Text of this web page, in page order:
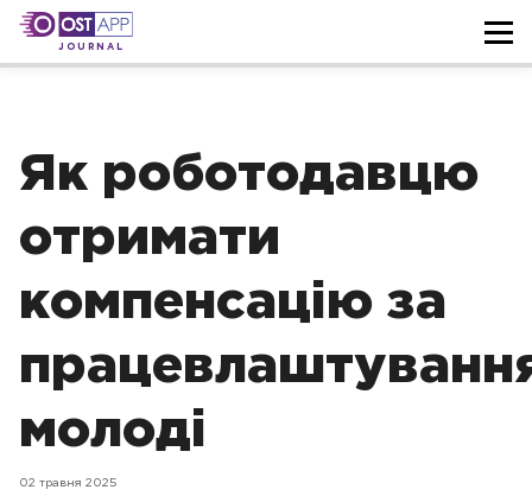
JOURNAL
Як роботодавцю
отримати
компенсацію за
молоді
02 травня 2025